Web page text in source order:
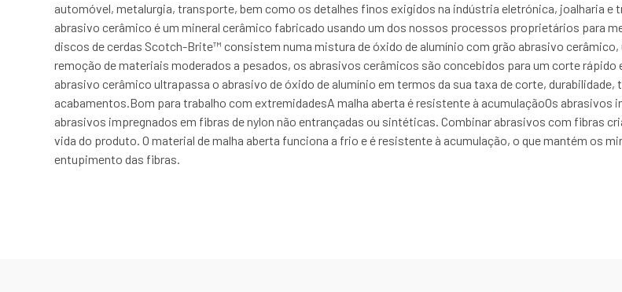
automóvel, metalurgia, transporte, bem como os detalhes finos exigidos na indústria eletrónica, joalharia e
abrasivo cerâmico é um mineral cerâmico fabricado usando um dos nossos processos proprietários para
discos de cerdas Scotch-Brite™ consistem numa mistura de óxido de alumínio com grão abrasivo
remoção de materiais moderados a pesados, os abrasivos cerâmicos são concebidos para um corte
abrasivo cerâmico ultrapassa o abrasivo de óxido de alumínio em termos da sua taxa de corte,
acabamentos.Bom para trabalho com extremidadesA malha aberta é resistente à acumulaçãoOs
abrasivos impregnados em fibras de nylon não entrançadas ou sintéticas. Combinar abrasivos com fibras
vida do produto. O material de malha aberta funciona a frio e é resistente à acumulação, o que mantém os
entupimento das fibras.